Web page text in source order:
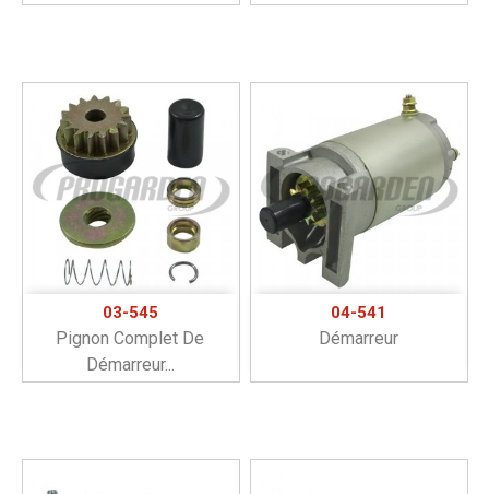
03-545
Pignon Complet De
Démarreur...
04-541
Démarreur